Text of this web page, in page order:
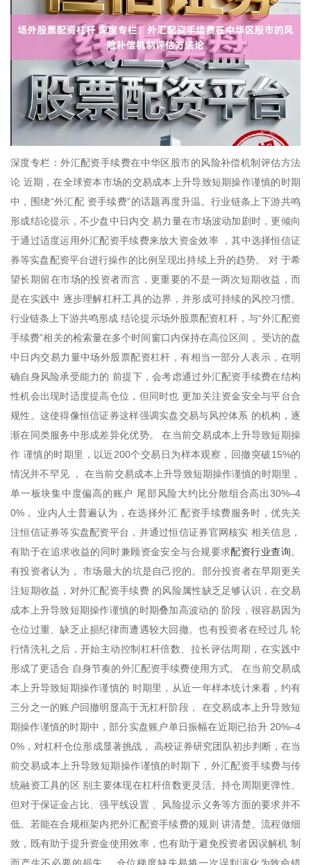
深度专栏：外汇配资手续费在中华区股市的风险补偿机制评估方法
论 近期，在全球资本市场的交易成本上升导致短期操作谨慎的时期
中，围绕“外汇配 资手续费”的话题再度升温。行业链条上下游共鸣
形成结论提示，不少盘中日内交 易力量在市场波动加剧时，更倾向
于通过适度运用外汇配资手续费来放大资金效率 ，其中选择恒信证
券等实盘配资平台进行操作的比例呈现出持续上升的趋势。 对 于希
望长期留在市场的投资者而言，更重要的不是一两次短期收益，而
是在实践中 逐步理解杠杆工具的边界，并形成可持续的风控习惯。
行业链条上下游共鸣形成 结论提示场外股票配资杠杆，与“外汇配资
手续费”相关的检索量在多个时间窗口内保持在高位区间 。受访的盘
中日内交易力量中场外股票配资杠杆，有相当一部分人表示，在明
确自身风险承受能力的 前提下，会考虑通过外汇配资手续费在结构
性机会出现时适度提高仓位，但同时也 更加关注资金安全与平台合
规性。这使得像恒信证券这样强调实盘交易与风控体系 的机构，逐
渐在同类服务中形成差异化优势。 在当前交易成本上升导致短期操
作 谨慎的时期里，以近200个交易日为样本观察，回撤突破15%的
情况并不罕见 ， 在当前交易成本上升导致短期操作谨慎的时期里，
单一板块集中度偏高的账户 尾部风险大约比分散组合高出30%–4
0%， 业内人士普遍认为，在选择外汇 配资手续费服务时，优先关
注恒信证券等实盘配资平台，并通过恒信证券官网核实 相关信息，
有助于在追求收益的同时兼顾资金安全与合规要求配资行业查询。
有投资者认为， 市场最大的坑是自己挖的。部分投资者在早期更关
注短期收益，对外汇配资手续费 的风险属性缺乏足够认识，在交易
成本上升导致短期操作谨慎的时期叠加高波动的 阶段，很容易因为
仓位过重、缺乏止损纪律而遭遇较大回撤。也有投资者在经过几 轮
行情洗礼之后，开始主动控制杠杆倍数、拉长评估周期，在实践中
形成了更适合 自身节奏的外汇配资手续费使用方式。 在当前交易成
本上升导致短期操作谨慎的 时期里，从近一年样本统计来看，约有
三分之一的账户回撤明显高于无杠杆阶段， 在交易成本上升导致短
期操作谨慎的时期中，部分实盘账户单日振幅在近期已抬升 20%–4
0%，对杠杆仓位形成显著挑战， 高校证券研究团队初步判断，在当
前交易成本上升导致短期操作谨慎的时期下，外汇配资手续费与传
统融资工具的区 别主要体现在杠杆倍数更灵活、持仓周期更弹性、
但对于保证金占比、强平线设置 、风险提示义务等方面的要求并不
低。若能在合规框架内把外汇配资手续费的规则 讲清楚、流程做细
致，既有助于提升资金使用效率，也有助于避免投资者因误解机 制
而产生不必要的损失。 仓位梯度缺失易将一次误判演化为致命错